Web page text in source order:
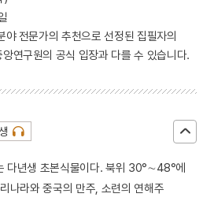
야 전문가의 추천으로 선정된 집필자의
연구원의 공식 입장과 다를 수 있습니다.
다년생 초본식물이다. 북위 30°∼48°에
나라와 중국의 만주, 소련의 연해주